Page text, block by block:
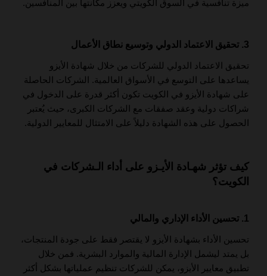
ميزة تنافسية في السوق الكويتي ويعزز مكانتها بين المنافسين.
3. تحقيق الاعتماد الدولي وتوسيع نطاق الأعمال
تحقيق الاعتماد الدولي للشركات من خلال شهادة الأيزو
يساعدها على التوسع في الأسواق العالمية. الشركات الحاصلة
على شهادة الأيزو في الكويت تكون أكثر قدرة على الدخول في
شراكات دولية وعقد صفقات مع الشركات الكبرى، حيث يُعتبر
الحصول على هذه الشهادة دليلاً على الامتثال للمعايير الدولية.
كيف تؤثر شهـادة الأيـزو على أداء الـشركات في
الكويت؟
1. تحسين الأداء الإداري والمالي
تحسين الأداء بشهادة الأيزو لا يقتصر فقط على جودة المنتجات،
بل يمتد ليشمل الإدارة المالية والموارد البشرية. فمن خلال
تطبيق معايير الأيزو، يمكن للشركات تنظيم عملياتها بشكل أكثر